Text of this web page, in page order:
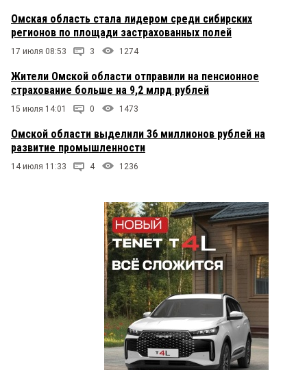
Омская область стала лидером среди сибирских
регионов по площади застрахованных полей
17 июля 08:53 3 1274
Жители Омской области отправили на пенсионное
страхование больше на 9,2 млрд рублей
15 июля 14:01 0 1473
Омской области выделили 36 миллионов рублей на
развитие промышленности
14 июля 11:33 4 1236